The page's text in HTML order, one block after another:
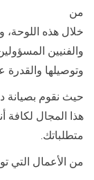
من
خلال هذه
والفنيين
وتوصيلها والقدرة
حيث نقوم
هذا المجال لكافة
متطلباتك.
من الأعمال التي